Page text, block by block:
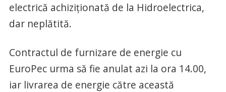
electrică achiziţionată de la Hidroelectrica,
dar neplătită.
Contractul de furnizare de energie cu
EuroPec urma să fie anulat azi la ora 14.00,
iar livrarea de energie către această